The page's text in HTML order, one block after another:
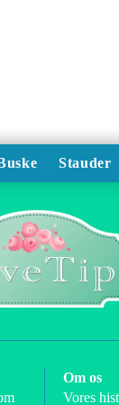
Stauder
Om os
Vores